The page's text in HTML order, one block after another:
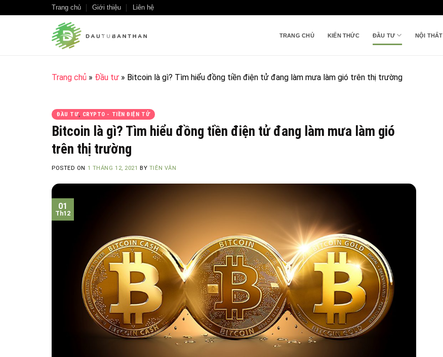
to
Trang chủ Giới thiệu Liên hệ
TRANG CHỦ KIẾN THỨC ĐẦU TƯ NỘI THẤT
Trang chủ » Đầu tư » Bitcoin là gì? Tìm hiểu đồng tiền điện tử đang làm mưa làm gió trên thị trường
ĐẦU TƯ, CRYPTO - TIỀN ĐIỆN TỬ
Bitcoin là gì? Tìm hiểu đồng tiền điện tử đang làm mưa làm gió
trên thị trường
POSTED ON 1 THÁNG 12, 2021 BY TIÊN VÂN
01
Th12